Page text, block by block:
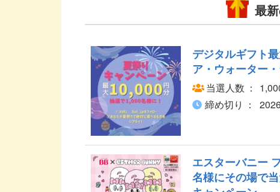
最
デジタルギフト
ア・ウォーター
当選人数
締め切り
エスターバニー
名様にその場で